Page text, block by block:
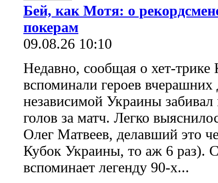
Бей, как Мотя: о
покерам
09.08.26 10:10
Недавно, сообщая о хет-
вспоминали героев
независимой Украины
голов за матч. Легко
Олег Матвеев, делавший это
Кубок Украины, то аж 6 раз).
вспоминает легенду 90-х...